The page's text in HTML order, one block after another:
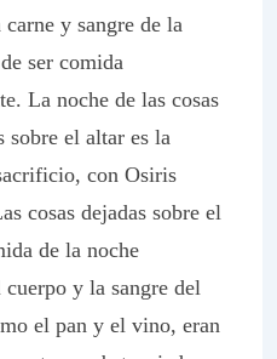
carne y sangre de la
ser comida
La noche de las cosas
sobre el altar es la
con Osiris
cosas dejadas sobre el
de la noche
cuerpo y la sangre del
el pan y el vino, eran